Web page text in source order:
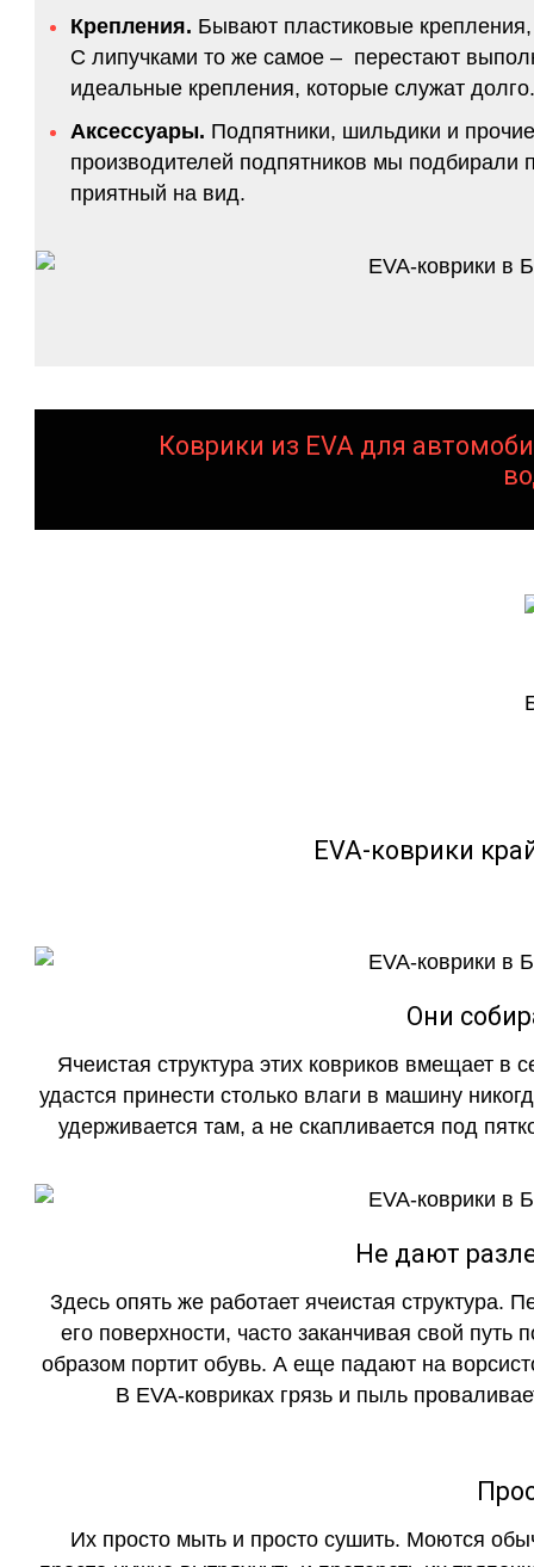
Крепления. Бывают пластиковые
С липучками то же самое – перестают
идеальные крепления, которые служат
Аксессуары. Подпятники, шильдики и
производителей подпятников мы подбирали
приятный на вид.
Коврики из EVA для
EVA-коврики
Они
Ячеистая структура этих ковриков вмещает в
удастся принести столько влаги в машину
удерживается там, а не скапливается под
Не дают
Здесь опять же работает ячеистая структура.
его поверхности, часто заканчивая свой
образом портит обувь. А еще падают на
В EVA-ковриках грязь и пыль
Их просто мыть и просто сушить. Моются